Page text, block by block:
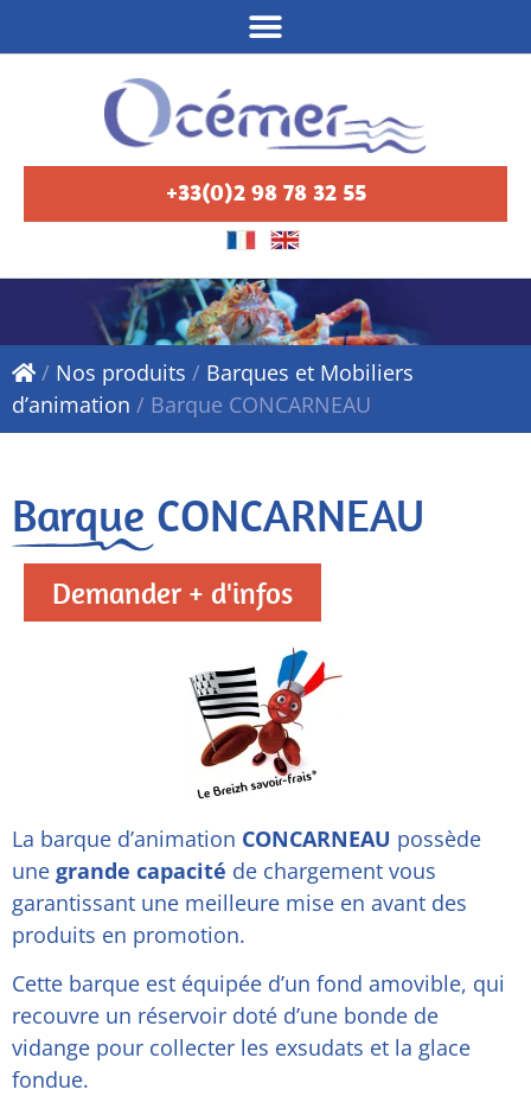
+33(0)2 98 78 32 55
/ Nos produits / Barques et Mobiliers
d’animation / Barque CONCARNEAU
Barque CONCARNEAU
Demander + d'infos
La barque d’animation CONCARNEAU possède
une grande capacité de chargement vous
garantissant une meilleure mise en avant des
produits en promotion.
Cette barque est équipée d’un fond amovible, qui
recouvre un réservoir doté d’une bonde de
vidange pour collecter les exsudats et la glace
fondue.